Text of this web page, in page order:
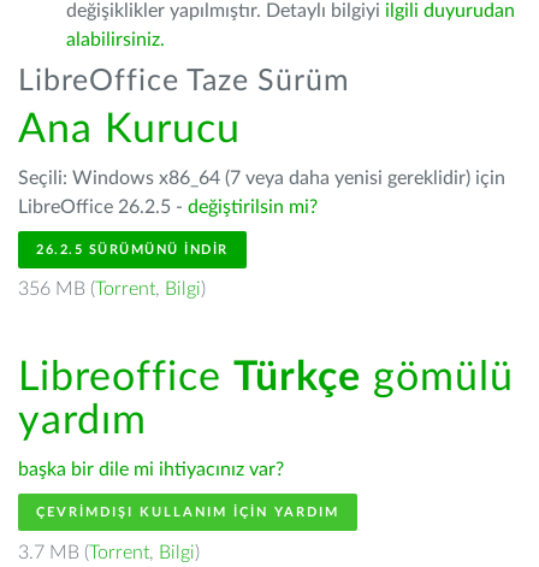
değişiklikler yapılmıştır. Detaylı bilgiyi ilgili duyurudan
alabilirsiniz.
LibreOffice Taze Sürüm
Ana Kurucu
Seçili: Windows x86_64 (7 veya daha yenisi gereklidir) için
LibreOffice 26.2.5 - değiştirilsin mi?
26.2.5 SÜRÜMÜNÜ İNDIR
356 MB (Torrent, Bilgi)
Libreoffice Türkçe gömülü
yardım
başka bir dile mi ihtiyacınız var?
ÇEVRIMDIŞI KULLANIM IÇIN YARDIM
3.7 MB (Torrent, Bilgi)